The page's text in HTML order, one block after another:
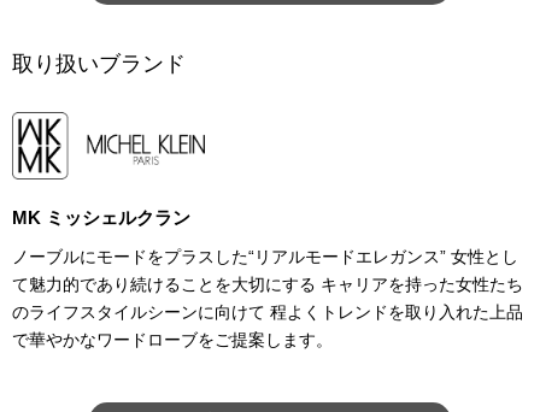
取り扱いブランド
MK ミッシェルクラン
ノーブルにモードをプラスした“リアルモードエレガンス” 女性とし
て魅力的であり続けることを大切にする キャリアを持った女性たち
のライフスタイルシーンに向けて 程よくトレンドを取り入れた上品
で華やかなワードローブをご提案します。